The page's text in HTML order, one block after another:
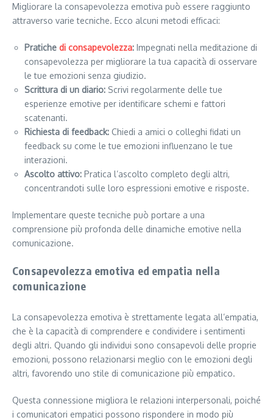
Migliorare la consapevolezza emotiva può essere raggiunto
attraverso varie tecniche. Ecco alcuni metodi efficaci:
Pratiche di consapevolezza: Impegnati nella meditazione di
consapevolezza per migliorare la tua capacità di osservare
le tue emozioni senza giudizio.
Scrittura di un diario: Scrivi regolarmente delle tue
esperienze emotive per identificare schemi e fattori
scatenanti.
Richiesta di feedback: Chiedi a amici o colleghi fidati un
feedback su come le tue emozioni influenzano le tue
interazioni.
Ascolto attivo: Pratica l’ascolto completo degli altri,
concentrandoti sulle loro espressioni emotive e risposte.
Implementare queste tecniche può portare a una
comprensione più profonda delle dinamiche emotive nella
comunicazione.
Consapevolezza emotiva ed empatia nella
comunicazione
La consapevolezza emotiva è strettamente legata all’empatia,
che è la capacità di comprendere e condividere i sentimenti
degli altri. Quando gli individui sono consapevoli delle proprie
emozioni, possono relazionarsi meglio con le emozioni degli
altri, favorendo uno stile di comunicazione più empatico.
Questa connessione migliora le relazioni interpersonali, poiché
i comunicatori empatici possono rispondere in modo più